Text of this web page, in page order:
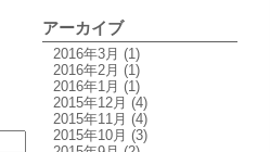
アーカイブ
2016年3月 (1)
2016年2月 (1)
2016年1月 (1)
2015年12月 (4)
2015年11月 (4)
2015年10月 (3)